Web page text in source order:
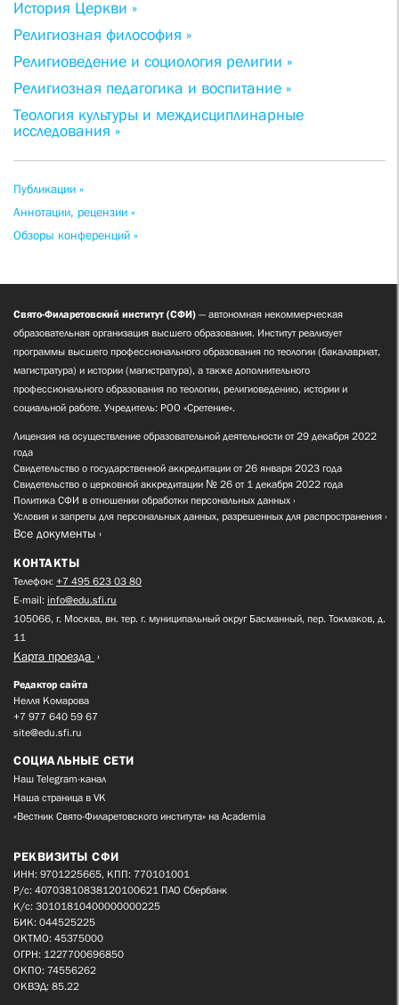
История Церкви »
Религиозная философия »
Религиоведение и социология религии »
Религиозная педагогика и воспитание »
Теология культуры и междисциплинарные
исследования »
Публикации »
Аннотации, рецензии »
Обзоры конференций »
Свято-Филаретовский институт (СФИ) — автономная некоммерческая
образовательная организация высшего образования. Институт реализует
программы высшего профессионального образования по теологии (бакалавриат,
магистратура) и истории (магистратура), а также дополнительного
профессионального образования по теологии, религиоведению, истории и
социальной работе. Учредитель: РОО «Сретение».
Лицензия на осуществление образовательной деятельности от 29 декабря 2022
года
Свидетельство о государственной аккредитации от 26 января 2023 года
Свидетельство о церковной аккредитации № 26 от 1 декабря 2022 года
Политика СФИ в отношении обработки персональных данных
Условия и запреты для персональных данных, разрешенных для распространения
Все документы
КОНТАКТЫ
Телефон: +7 495 623 03 80
E-mail: info@edu.sfi.ru
105066, г. Москва, вн. тер. г. муниципальный округ Басманный, пер. Токмаков, д.
11
Карта проезда
Редактор сайта
Нелля Комарова
+7 977 640 59 67
site@edu.sfi.ru
СОЦИАЛЬНЫЕ СЕТИ
Наш Telegram-канал
Наша страница в VK
«Вестник Свято-Филаретовского института» на Academia
РЕКВИЗИТЫ СФИ
ИНН: 9701225665, КПП: 770101001
Р/с: 40703810838120100621 ПАО Сбербанк
К/с: 30101810400000000225
БИК: 044525225
ОКТМО: 45375000
ОГРН: 1227700696850
ОКПО: 74556262
ОКВЭД: 85.22